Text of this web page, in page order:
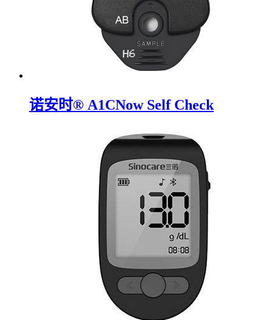
诺安时® A1CNow Self Check